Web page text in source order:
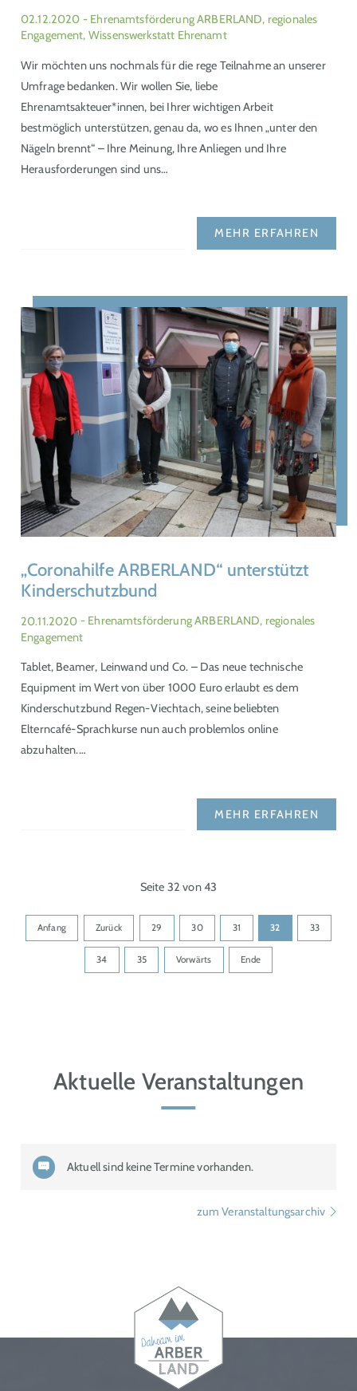
02.12.2020 - Ehrenamtsförderung ARBERLAND, regionales
Engagement, Wissenswerkstatt Ehrenamt
Wir möchten uns nochmals für die rege Teilnahme an unserer
Umfrage bedanken. Wir wollen Sie, liebe
Ehrenamtsakteuer*innen, bei Ihrer wichtigen Arbeit
bestmöglich unterstützen, genau da, wo es Ihnen „unter den
Nägeln brennt“ – Ihre Meinung, Ihre Anliegen und Ihre
Herausforderungen sind uns…
MEHR ERFAHREN
„Coronahilfe ARBERLAND“ unterstützt
Kinderschutzbund
20.11.2020 - Ehrenamtsförderung ARBERLAND, regionales
Engagement
Tablet, Beamer, Leinwand und Co. – Das neue technische
Equipment im Wert von über 1000 Euro erlaubt es dem
Kinderschutzbund Regen-Viechtach, seine beliebten
Elterncafé-Sprachkurse nun auch problemlos online
abzuhalten.…
MEHR ERFAHREN
Seite 32 von 43
Anfang Zurück 29 30 31 32 33
34 35 Vorwärts Ende
Aktuelle Veranstaltungen
Aktuell sind keine Termine vorhanden.
zum Veranstaltungsarchiv